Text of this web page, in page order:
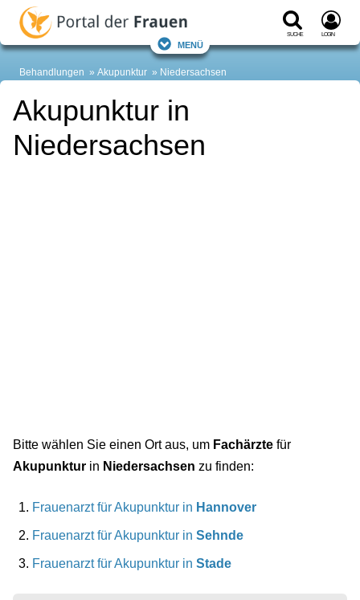
Suche Login
Menü
Behandlungen Akupunktur Niedersachsen
Akupunktur in
Niedersachsen
Bitte wählen Sie einen Ort aus, um Fachärzte für
Akupunktur in Niedersachsen zu finden:
Frauenarzt für Akupunktur in Hannover
Frauenarzt für Akupunktur in Sehnde
Frauenarzt für Akupunktur in Stade